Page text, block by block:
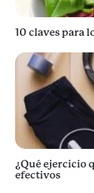
10 claves para
¿Qué ejercicio
efectivos